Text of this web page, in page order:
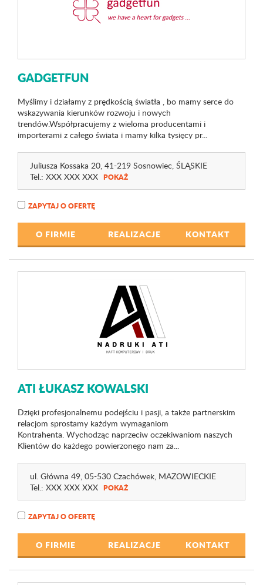
GADGETFUN
Myślimy i działamy z prędkością światła , bo mamy serce do
wskazywania kierunków rozwoju i nowych
trendów.Współpracujemy z wieloma producentami i
importerami z całego świata i mamy kilka tysięcy pr...
Juliusza Kossaka 20, 41-219 Sosnowiec, ŚLĄSKIE
Tel.: XXX XXX XXX POKAŻ
ZAPYTAJ O OFERTĘ
O FIRMIE REALIZACJE KONTAKT
ATI ŁUKASZ KOWALSKI
Dzięki profesjonalnemu podejściu i pasji, a także partnerskim
relacjom sprostamy każdym wymaganiom
Kontrahenta. Wychodząc naprzeciw oczekiwaniom naszych
Klientów do każdego powierzonego nam za...
ul. Główna 49, 05-530 Czachówek, MAZOWIECKIE
Tel.: XXX XXX XXX POKAŻ
ZAPYTAJ O OFERTĘ
O FIRMIE REALIZACJE KONTAKT